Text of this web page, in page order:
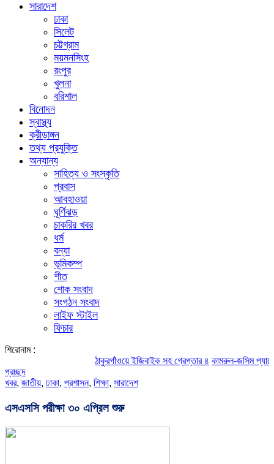
সারাদেশ
ঢাকা
সিলেট
চট্টগ্রাম
ময়মনসিংহ
রংপুর
খুলনা
বরিশাল
বিনোদন
স্বাস্থ্য
ক্রীড়াঙ্গন
তথ্য প্রযুক্তি
অন্যান্য
সাহিত্য ও সংস্কৃতি
প্রবাস
আবহাওয়া
ঘূর্ণিঝড়
চাকরির খবর
ধর্ম
বন্যা
ভূমিকম্প
শীত
শোক সংবাদ
সংগঠন সংবাদ
লাইফ স্টাইল
ফিচার
শিরোনাম :
ঠাকুরগাঁওয়ে ইজিবাইক সহ গ্রেপ্তার ৪ কামরুল-জসিম প্যানেলের
প্রচ্ছদ
খবর, জাতীয়, ঢাকা, প্রশাসন, শিক্ষা, সারাদেশ
এসএসসি পরীক্ষা ৩০ এপ্রিল শুরু